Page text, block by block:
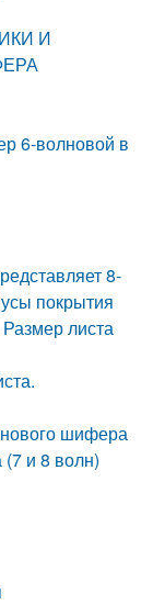
И
6-волновой в
8-
покрытия
листа
шифера
и 8 волн)